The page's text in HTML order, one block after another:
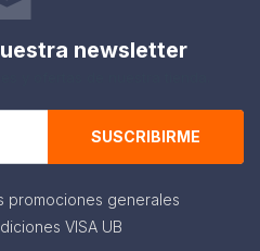
newsletter
SUSCRIBIRME
promociones generales
VISA UB